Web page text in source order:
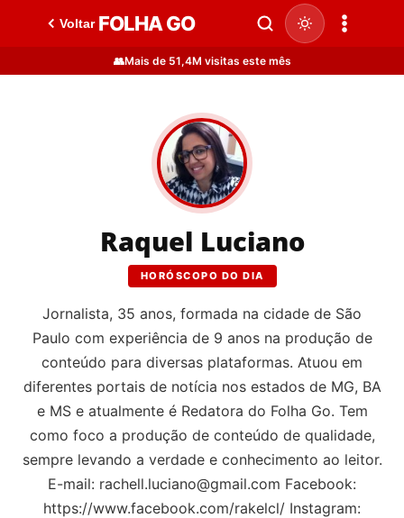
Voltar FOLHA GO
👥Mais de 51,4M visitas este mês
Raquel Luciano
HORÓSCOPO DO DIA
Jornalista, 35 anos, formada na cidade de São
Paulo com experiência de 9 anos na produção de
conteúdo para diversas plataformas. Atuou em
diferentes portais de notícia nos estados de MG, BA
e MS e atualmente é Redatora do Folha Go. Tem
como foco a produção de conteúdo de qualidade,
sempre levando a verdade e conhecimento ao leitor.
E-mail: rachell.luciano@gmail.com Facebook:
https://www.facebook.com/rakelcl/ Instagram: